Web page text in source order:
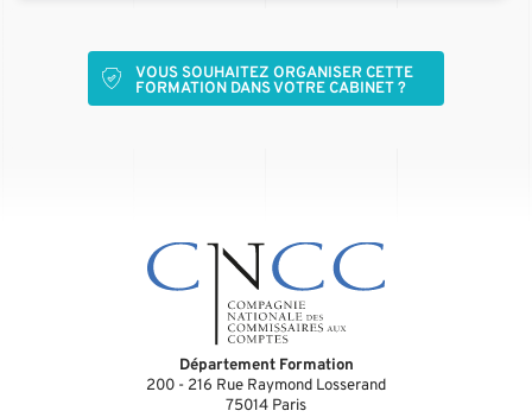
VOUS SOUHAITEZ ORGANISER CETTE
FORMATION DANS VOTRE CABINET ?
Département Formation
200 - 216 Rue Raymond Losserand
75014 Paris